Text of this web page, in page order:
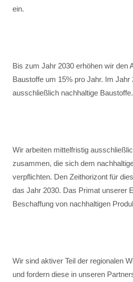
ein.
Bis zum Jahr 2030 erhöhen wir den
Baustoffe um 15% pro Jahr. Im Jahr
ausschließlich nachhaltige Baustoffe.
Wir arbeiten mittelfristig
zusammen, die sich dem
verpflichten. Den Zeithorizont für
das Jahr 2030. Das Primat unserer
Beschaffung von nachhaltigen
Wir sind aktiver Teil der regionalen
und fordern diese in unseren